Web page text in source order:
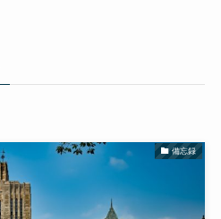
備忘録